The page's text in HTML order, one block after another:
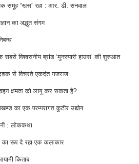
समूह “खस” रहा : आर. डी. सनवाल
का अद्भुत संगम
के सबसे विश्वसनीय ब्रांड ‘मुनस्यारी हाउस’ की शुरुआत
से विचरते एकदंत गजराज
वहन क्षमता को लागू कर सकता है?
का एक परम्परागत कुटीर उद्योग
: लोककथा
का रूप दे रहा एक कलाकार
किताब